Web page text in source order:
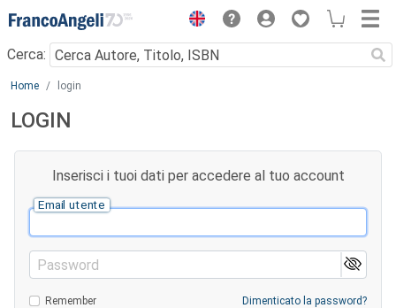
Menu
Cerca:
Main content
Home login
LOGIN
Inserisci i tuoi dati per accedere al tuo account
Email utente
Password
Remember Dimenticato la password?